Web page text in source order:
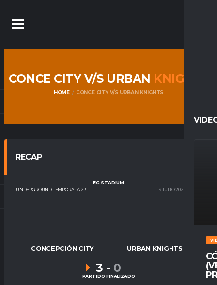
CONCE CITY V/S URBAN KNIGHTS
HOME CONCE CITY V/S URBAN KNIGHTS
RECAP
UNDERGROUND TEMPORADA 23
EG STADIUM
9 JULIO 2026
CONCEPCIÓN CITY URBAN KNIGHTS
3 - 0
PARTIDO FINALIZADO